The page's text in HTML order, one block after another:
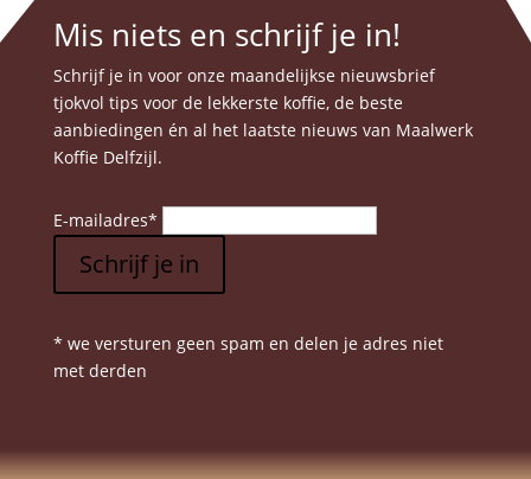
Mis niets en schrijf je in!
Schrijf je in voor onze maandelijkse nieuwsbrief
tjokvol tips voor de lekkerste koffie, de beste
aanbiedingen én al het laatste nieuws van Maalwerk
Koffie Delfzijl.
E-mailadres*
Schrijf je in
* we versturen geen spam en delen je adres niet
met derden